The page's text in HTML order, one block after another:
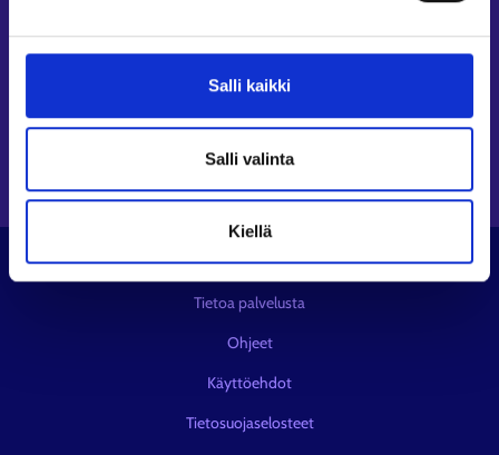
Salli kaikki
Salli valinta
Kiellä
LinkedIn⁠
Youtube⁠
© KEHA-keskus
Tietoa palvelusta
Ohjeet
Käyttöehdot
Tietosuojaselosteet